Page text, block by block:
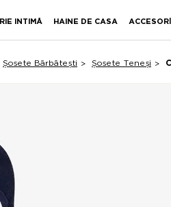
INTIMĂ HAINE DE CASA ACCESORİİ
Șosete Bărbătești Șosete Teneși